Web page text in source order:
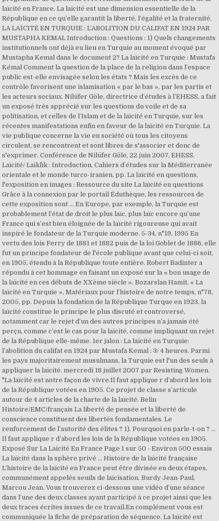
laïcité en France. La laïcité est une dimension essentielle de la
République en ce qu’elle garantit la liberté, l’égalité et la fraternité.
LA LAÏCITÉ EN TURQUIE : L’ABOLITION DU CALIFAT EN 1924 PAR
MUSTAPHA KEMAL Introduction : Questions : 1) Quels changements
institutionnels ont déjà eu lieu en Turquie au moment évoqué par
Mustapha Kemal dans le document 2? La laïcité en Turquie : Mustafa
Kémal Comment la question de la place de la religion dans l’espace
public est-elle envisagée selon les états ? Mais les excès de ce
contrôle favorisent une islamisation « par le bas », par les partis et
les acteurs sociaux. Nilüfer Göle, directrice d’études à l’EHESS, a fait
un exposé très apprécié sur les questions du voile et de sa
politisation, et celles de l’Islam et de la laïcité en Turquie, sur les
récentes manifestations enfin en faveur de la laïcité en Turquie. La
vie publique concerne la vie en société où tous les citoyens
circulent, se rencontrent et sont libres de s'associer et donc de
s'exprimer. Conférence de Nilüfer Göle, 22 juin 2007, EHESS.
Laïcité/ Laïklïk : Introduction, Cahiers d’études sur la Méditerranée
orientale et le monde turco-iranien, pp. La laïcité en questions,
l'exposition en images : Ressource du site La laïcité en questions
Grâce à la connexion par le portail Éduthèque, les ressources de
cette exposition sont … En Europe, par exemple, la Turquie est
probablement l’état de droit le plus laïc, plus laïc encore qu’une
France qui s’est bien éloignée de la laïcité rigoureuse qui avait
inspiré le fondateur de la Turquie moderne. 5-34, n°19, 1995 En
vertu des lois Ferry de 1881 et 1882 puis de la loi Goblet de 1886, elle
fut un principe fondateur de l'école publique avant que celui-ci soit,
en 1905, étendu à la République toute entière. Robert Badinter a
répondu à cet hommage en faisant un exposé sur la « bon usage de
la laïcité en ces débuts de XXème siècle ». Bozarslan Hamit, « La
laïcité en Turquie », Matériaux pour l’histoire de notre temps, n°78,
2005, pp. Depuis la fondation de la République Turque en 1923, la
laïcité constitue le principe le plus discuté et controversé,
notamment car le rejet d’un des autres principes n’a jamais été
perçu, comme c’est le cas pour la laïcité, comme impliquant un rejet
de la République elle-même. 1er jalon : La laïcité en Turquie:
l’abolition du califat en 1924 par Mustafa Kemal : 3/ 4 heures. Parmi
les pays majoritairement musulmans, la Turquie est l'un des seuls à
appliquer la laïcité. mercredi 18 juillet 2007 par Resisting Women.
"La laïcité est notre façon de vivre.Il faut applique r d’abord les lois
de la République votées en 1905. Ce projet de classe s’articule
autour de 4 articles de la charte de la laïcité. Belin
Histoire/EMC/français La liberté de pensée et la liberté de
conscience constituent des libertés fondamentales. Le
renforcement de l’autorité des élites ? 1). Pourquoi en parle-t-on ? ...
Il faut applique r d’abord les lois de la République votées en 1905.
Exposé Sur La Laicité En France Page 1 sur 50 - Environ 500 essais
La laïcité dans la sphère privé ... Histoire de la laïcité française
L’histoire de la laïcité en France peut être divisée en deux étapes,
communément appelés seuils de laïcisation. Burdy Jean-Paul,
Marcou Jean. Vous trouverez ci-dessous une vidéo d’une séance
dans l’une des deux classes ayant participé à ce projet ainsi que les
deux traces écrites issues de ce travail.En complément vous est
communiquée la fiche de préparation de séquence. La laïcité est